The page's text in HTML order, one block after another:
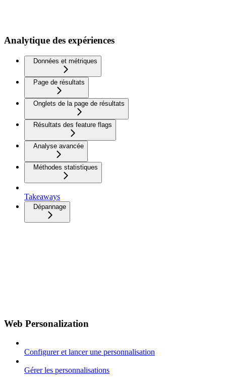
Analytique des expériences
Données et métriques
Page de résultats
Onglets de la page de résultats
Résultats des feature flags
Analyse avancée
Méthodes statistiques
Takeaways
Dépannage
Web Personalization
Configurer et lancer une personnalisation
Gérer les personnalisations